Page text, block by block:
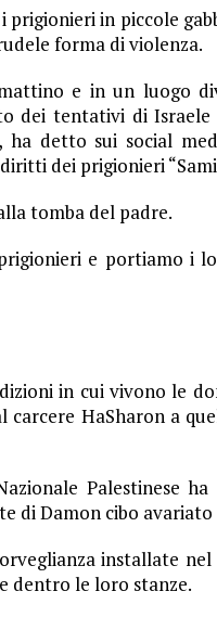
in piccole
forma di violenza.
e in un luogo
dei tentativi di
ha detto sui social
dei prigionieri
tomba del padre.
e portiamo i
in cui vivono le
HaSharon a
Palestinese
di Damon cibo avariato
installate
dentro le loro stanze.